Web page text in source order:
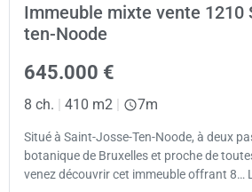
Immeuble mixte vente 1210
ten-Noode
645.000 €
8 ch. | 410 m2 | 7m
Situé à Saint-Josse-Ten-Noode, à deux
botanique de Bruxelles et proche de
venez découvrir cet immeuble offrant 8…